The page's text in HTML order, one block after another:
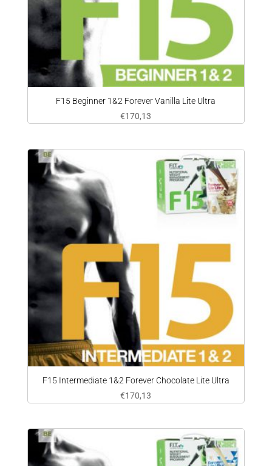
F15 Beginner 1&2 Forever Vanilla Lite Ultra
€170,13
F15 Intermediate 1&2 Forever Chocolate Lite Ultra
€170,13